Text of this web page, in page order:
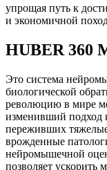
упрощая путь к
и экономичной
HUBER 360
Это система
биологической
революцию в мире
изменивший подход
переживших
врожденные
нейромышечной
позволяет ускорить